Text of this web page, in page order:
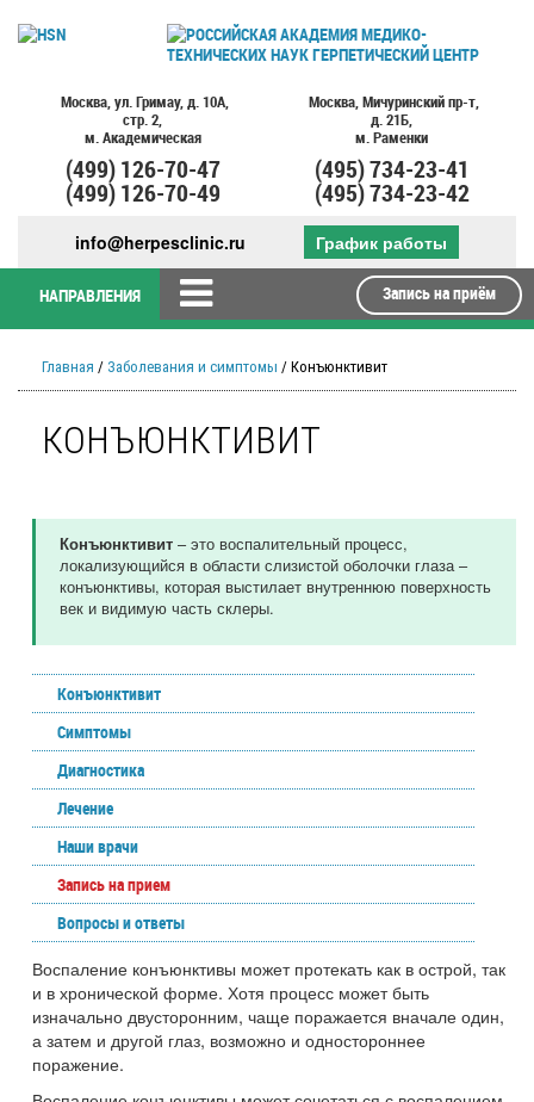
Москва, ул. Гримау, д. 10А,
стр. 2,
м. Академическая
(499)126-70-47
(499)126-70-49
Москва, Мичуринский пр-т,
д. 21Б,
м. Раменки
(495)734-23-41
(495)734-23-42
info@herpesclinic.ru График работы
НАПРАВЛЕНИЯ Запись на приём
Главная / Заболевания и симптомы / Конъюнктивит
КОНЪЮНКТИВИТ
Конъюнктивит – это воспалительный процесс,
локализующийся в области слизистой оболочки глаза –
конъюнктивы, которая выстилает внутреннюю поверхность
век и видимую часть склеры.
Конъюнктивит
Симптомы
Диагностика
Лечение
Наши врачи
Запись на прием
Вопросы и ответы
Воспаление конъюнктивы может протекать как в острой, так
и в хронической форме. Хотя процесс может быть
изначально двусторонним, чаще поражается вначале один,
а затем и другой глаз, возможно и одностороннее
поражение.